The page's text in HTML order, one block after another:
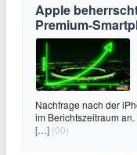
Apple
Premium-
Nachfrage nach der
im Berichtszeitraum
[…] (00)